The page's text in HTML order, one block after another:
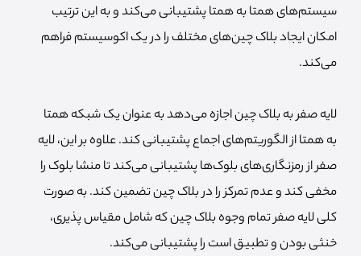
سیستم‌های همتا به همتا پشتیبانی می‌کند و به این ترتیب
امکان ایجاد بلاک چین‌های مختلف را در یک اکوسیستم فراهم
می‌کند.
لایه صفر به بلاک چین اجازه می‌دهد به عنوان یک شبکه همتا
به همتا از الگوریتم‌های اجماع پشتیبانی کند. علاوه بر این، لایه
صفر از رمزنگاری‌های بلوک‌ها پشتیبانی می‌کند تا منشا بلوک را
مخفی کند و عدم تمرکز را در بلاک چین تضمین کند. به صورت
کلی لایه صفر تمام وجوه بلاک چین که شامل مقیاس پذیری،
خنثی بودن و تطبیق است را پشتیبانی می‌کند.